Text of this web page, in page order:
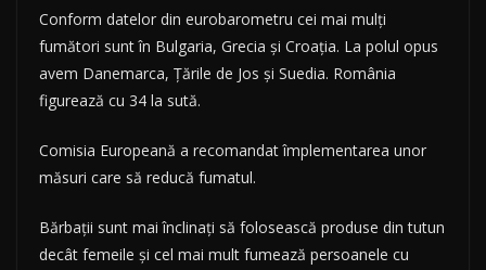
Conform datelor din eurobarometru cei mai mulți
fumători sunt în Bulgaria, Grecia și Croația. La polul opus
avem Danemarca, Țările de Jos și Suedia. România
figurează cu 34 la sută.
Comisia Europeană a recomandat împlementarea unor
măsuri care să reducă fumatul.
Bărbații sunt mai înclinaţi să folosească produse din tutun
decât femeile și cel mai mult fumează persoanele cu